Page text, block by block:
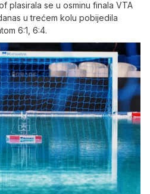
plasirala se u osminu finala VTA
u trećem kolu pobijedila
6:1, 6:4.